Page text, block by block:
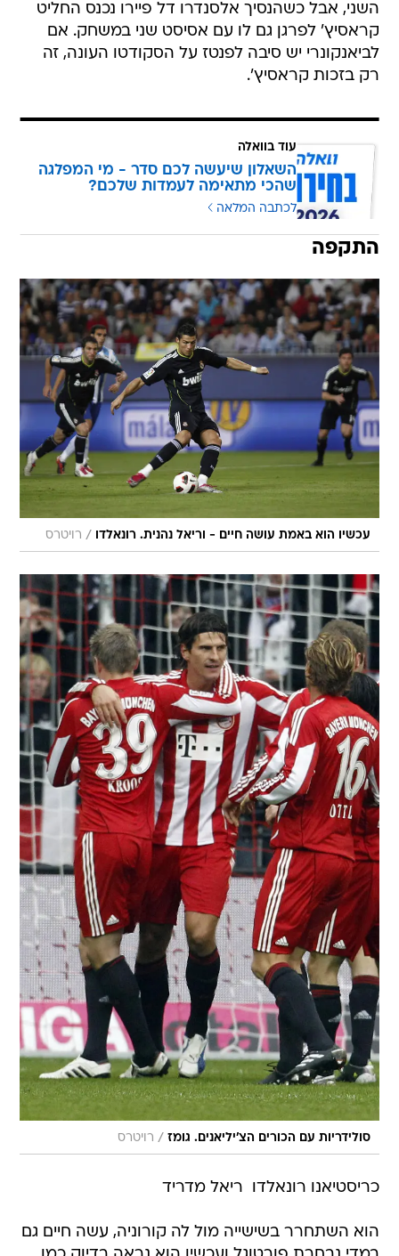
השני, אבל כשהנסיך אלסנדרו דל פיירו נכנס החליט
קראסיץ' לפרגן גם לו עם אסיסט שני במשחק. אם
לביאנקונרי יש סיבה לפנטז על הסקודטו העונה, זה
רק בזכות קראסיץ'.
עוד בוואלה
השאלון שיעשה לכם סדר - מי המפלגה
שהכי מתאימה לעמדות שלכם?
לכתבה המלאה
התקפה
עכשיו הוא באמת עושה חיים - וריאל נהנית. רונאלדו / רויטרס
סולידריות עם הכורים הצ'יליאנים. גומז / רויטרס
כריסטיאנו רונאלדו  ריאל מדריד
הוא השתחרר בשישייה מול לה קורוניה, עשה חיים גם